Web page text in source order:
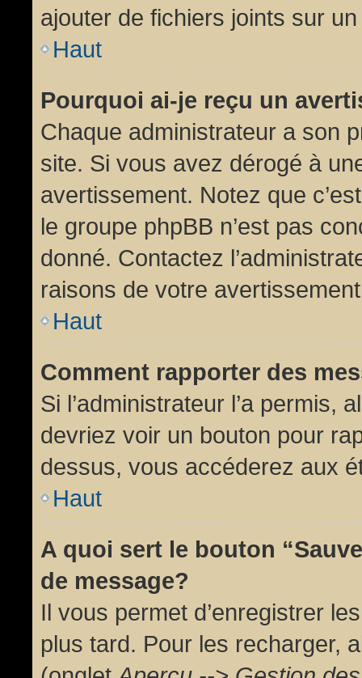
ajouter de fichiers joints sur
Haut
Pourquoi ai-je reçu un
Chaque administrateur a son
site. Si vous avez dérogé à
avertissement. Notez que
le groupe phpBB n’est pas
donné. Contactez
raisons de votre
Haut
Comment rapporter des
Si l’administrateur l’a permis,
devriez voir un bouton pour
dessus, vous accéderez aux
Haut
A quoi sert le bouton
de message?
Il vous permet d’enregistrer
plus tard. Pour les recharger,